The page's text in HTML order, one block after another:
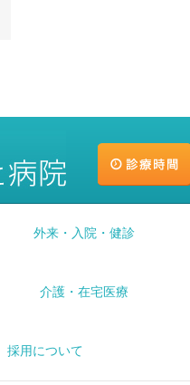
外来・入院・健診
介護・在宅医療
採用について